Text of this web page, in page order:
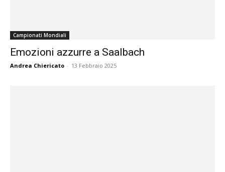
Campionati Mondiali
Emozioni azzurre a Saalbach
Andrea Chiericato - 13 Febbraio 2025